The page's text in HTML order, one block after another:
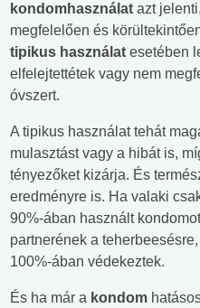
kondomhasználat azt
megfelelően és
tipikus használat esetében
elfelejtettétek vagy nem
óvszert.
A tipikus használat tehát
mulasztást vagy a hibát is,
tényezőket kizárja. És
eredményre is. Ha valaki
90%-ában használt
partnerének a
100%-ában védekeztek.
És ha már a kondom